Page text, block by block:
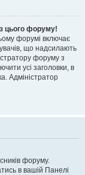
цього форуму!
форумі включає
що надсилають
форуму з
усі заголовки, в
Адміністратор
форуму.
в вашій Панелі